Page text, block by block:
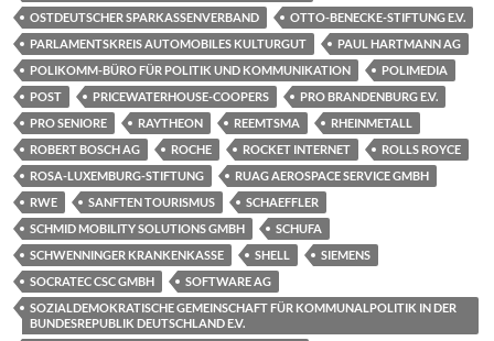
OSTDEUTSCHER SPARKASSENVERBAND
OTTO-BENECKE-STIFTUNG E.V.
PARLAMENTSKREIS AUTOMOBILES KULTURGUT
PAUL HARTMANN AG
POLIKOMM-BÜRO FÜR POLITIK UND KOMMUNIKATION
POLIMEDIA
POST
PRICEWATERHOUSE-COOPERS
PRO BRANDENBURG E.V.
PRO SENIORE
RAYTHEON REEMTSMA
RHEINMETALL
ROBERT BOSCH AG
ROCHE ROCKET INTERNET
ROLLS ROYCE
ROSA-LUXEMBURG-STIFTUNG
RUAG AEROSPACE SERVICE GMBH
RWE
SANFTEN TOURISMUS
SCHAEFFLER
SCHMID MOBILITY SOLUTIONS GMBH
SCHUFA
SCHWENNINGER KRANKENKASSE
SHELL
SIEMENS
SOCRATEC CSC GMBH
SOFTWARE AG
SOZIALDEMOKRATISCHE GEMEINSCHAFT FÜR KOMMUNALPOLITIK IN DER
BUNDESREPUBLIK DEUTSCHLAND E.V.